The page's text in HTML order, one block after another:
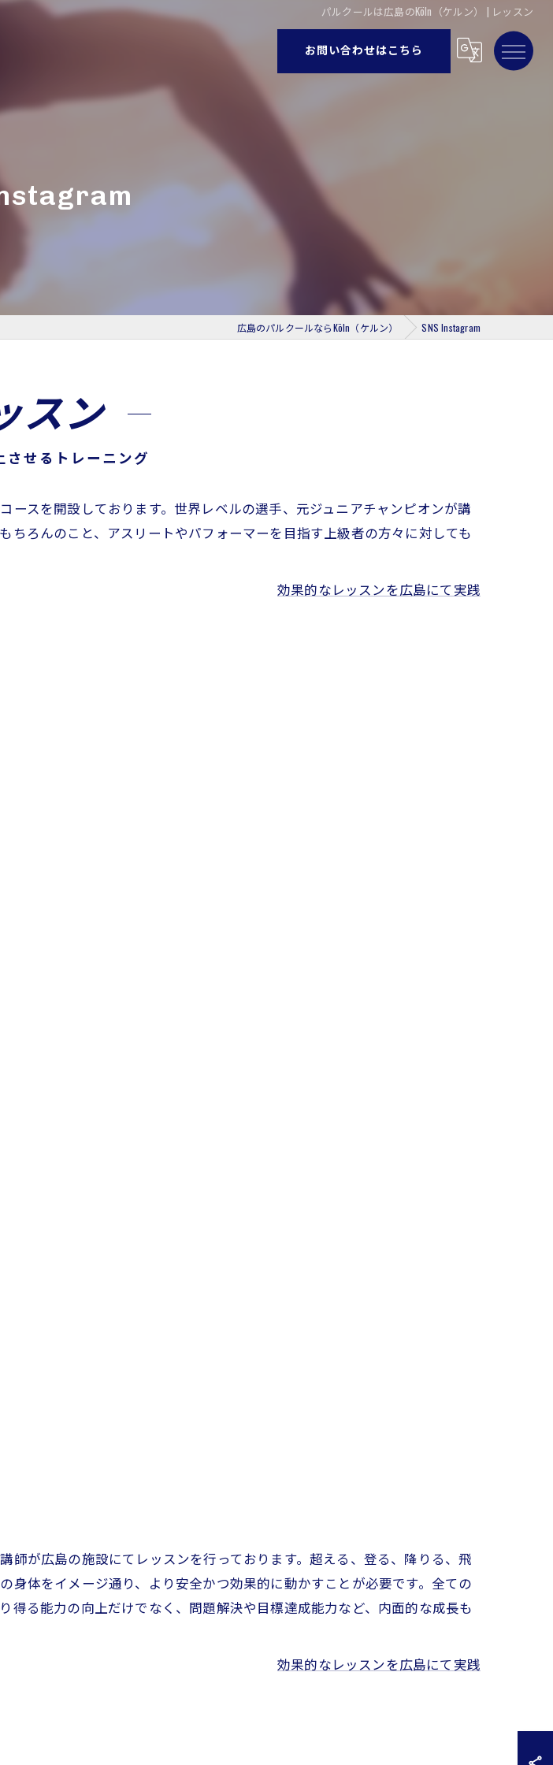
パルクールは広島のKöln（ケルン） | レッスン
お問い合わせはこちら
広島のパルクールならKöln（ケルン） SNS Instagram
スン
させるトレーニング
スを開設しております。世界レベルの選手、元ジュニアチャンピオンが講
ろんのこと、アスリートやパフォーマーを目指す上級者の方々に対しても
効果的なレッスンを広島にて実践
が広島の施設にてレッスンを行っております。超える、登る、降りる、飛
体をイメージ通り、より安全かつ効果的に動かすことが必要です。全ての
る能力の向上だけでなく、問題解決や目標達成能力など、内面的な成長も
効果的なレッスンを広島にて実践